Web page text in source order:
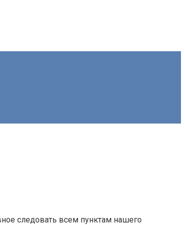
следовать всем пунктам нашего